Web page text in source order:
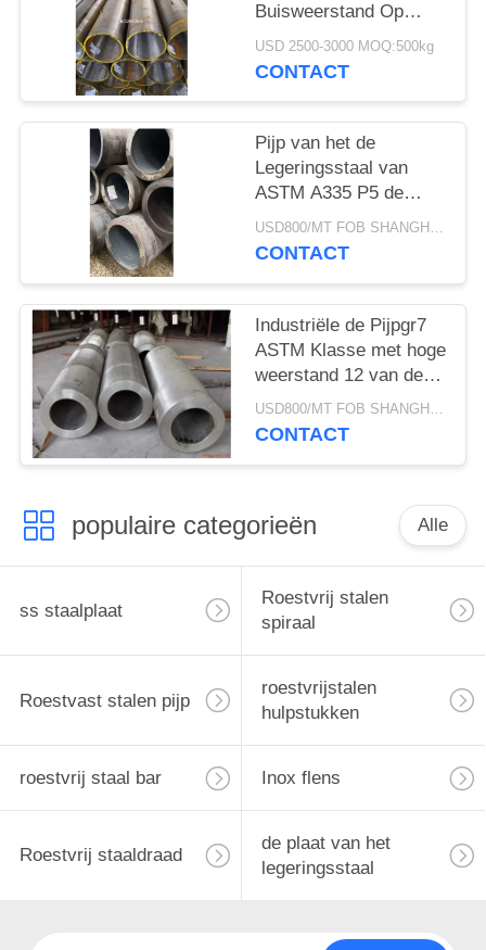
Buisweerstand Op
hoge temperatuur van
de Nikkellegering
USD 2500-3000 MOQ:500kg
CONTACT
Pijp van het de
Legeringsstaal van
ASTM A335 P5 de
Koudgetrokken
Naadloze voor de Hoge
USD800/MT FOB SHANGHAI MOQ:100 PCs
CONTACT
Industriële de Pijpgr7
ASTM Klasse met hoge
weerstand 12 van de
Titaniumlegering
USD800/MT FOB SHANGHAI MOQ:1000 Kilogram
CONTACT
populaire categorieën Alle
ss staalplaat
Roestvrij stalen
spiraal
Roestvast stalen pijp
roestvrijstalen
hulpstukken
roestvrij staal bar Inox flens
Roestvrij staaldraad
de plaat van het
legeringsstaal